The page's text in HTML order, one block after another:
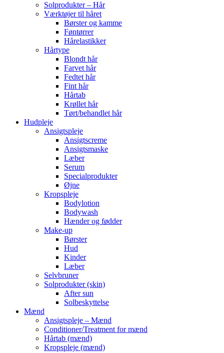
Solprodukter – Hår
Værktøjer til håret
Børster og kamme
Føntørrer
Hårelastikker
Hårtype
Blondt hår
Farvet hår
Fedtet hår
Fint hår
Hårtab
Krøllet hår
Tørt/behandlet hår
Hudpleje
Ansigtspleje
Ansigtscreme
Ansigtsmaske
Læber
Serum
Specialprodukter
Øjne
Kropspleje
Bodylotion
Bodywash
Hænder og fødder
Make-up
Børster
Hud
Kinder
Læber
Selvbruner
Solprodukter (skin)
After sun
Solbeskyttelse
Mænd
Ansigtspleje – Mænd
Conditioner/Treatment for mænd
Hårtab (mænd)
Kropspleje (mænd)